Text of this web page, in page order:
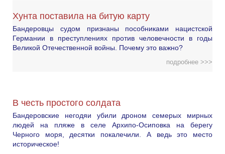
Хунта поставила на битую карту
Бандеровцы судом признаны пособниками нацистской
Германии в преступлениях против человечности в годы
Великой Отечественной войны. Почему это важно?
подробнее >>>
В честь простого солдата
Бандеровские негодяи убили дроном семерых мирных
людей на пляже в селе Архипо-Осиповка на берегу
Черного моря, десятки покалечили. А ведь это место
историческое!